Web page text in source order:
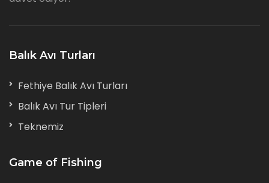
Balık Avı Turları
Fethiye Balık Avı Turları
Balık Avı Tur Tipleri
Teknemiz
Game of Fishing